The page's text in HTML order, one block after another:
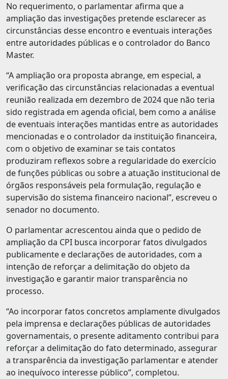
No requerimento, o parlamentar afirma que a
ampliação das investigações pretende esclarecer as
circunstâncias desse encontro e eventuais interações
entre autoridades públicas e o controlador do Banco
Master.
“A ampliação ora proposta abrange, em especial, a
verificação das circunstâncias relacionadas a eventual
reunião realizada em dezembro de 2024 que não teria
sido registrada em agenda oficial, bem como a análise
de eventuais interações mantidas entre as autoridades
mencionadas e o controlador da instituição financeira,
com o objetivo de examinar se tais contatos
produziram reflexos sobre a regularidade do exercício
de funções públicas ou sobre a atuação institucional de
órgãos responsáveis pela formulação, regulação e
supervisão do sistema financeiro nacional”, escreveu o
senador no documento.
O parlamentar acrescentou ainda que o pedido de
ampliação da CPI busca incorporar fatos divulgados
publicamente e declarações de autoridades, com a
intenção de reforçar a delimitação do objeto da
investigação e garantir maior transparência no
processo.
“Ao incorporar fatos concretos amplamente divulgados
pela imprensa e declarações públicas de autoridades
governamentais, o presente aditamento contribui para
reforçar a delimitação do fato determinado, assegurar
a transparência da investigação parlamentar e atender
ao inequívoco interesse público”, completou.